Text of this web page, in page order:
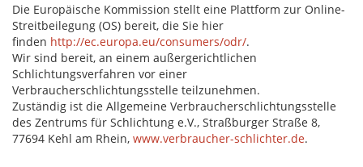
Die Europäische Kommission stellt eine Plattform zur Online-
Streitbeilegung (OS) bereit, die Sie hier
finden http://ec.europa.eu/consumers/odr/.
Wir sind bereit, an einem außergerichtlichen
Schlichtungsverfahren vor einer
Verbraucherschlichtungsstelle teilzunehmen.
Zuständig ist die Allgemeine Verbraucherschlichtungsstelle
des Zentrums für Schlichtung e.V., Straßburger Straße 8,
77694 Kehl am Rhein, www.verbraucher-schlichter.de.